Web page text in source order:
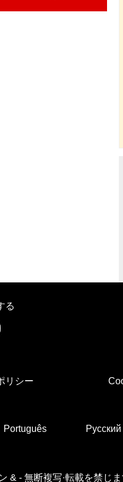
る
リシー
Português Русский
& - 無断複写·転載を禁じ